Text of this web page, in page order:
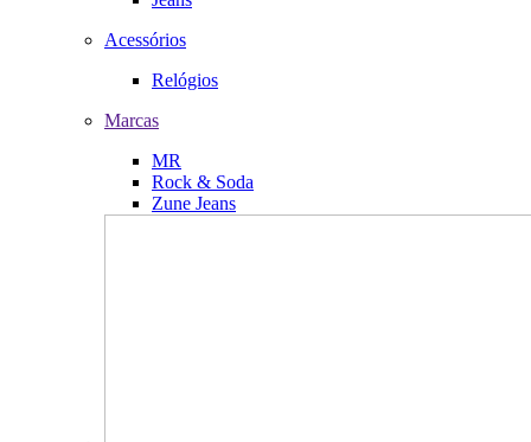
Acessórios
Relógios
Marcas
MR
Rock & Soda
Zune Jeans